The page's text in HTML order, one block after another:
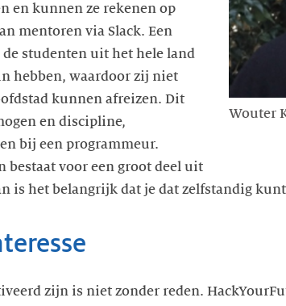
Wouter
en kunnen ze rekenen op
mentoren via Slack. Een
studenten uit het hele land
hebben, waardoor zij niet
kunnen afreizen. Dit
en discipline,
bij een programmeur.
bestaat voor een groot deel uit
is het belangrijk dat je dat zelfstandig kunt
zijn is niet zonder reden.